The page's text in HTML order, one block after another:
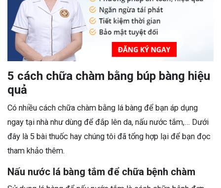
5 cách chữa chàm bằng búp bàng hiệu
quả
Có nhiều cách chữa chàm bằng lá bàng để bạn áp dụng
ngay tại nhà như dùng để đắp lên da, nấu nước tắm,… Dưới
đây là 5 bài thuốc hay chúng tôi đã tổng hợp lại để bạn đọc
tham khảo thêm.
Nấu nước lá bàng tắm để chữa bệnh chàm